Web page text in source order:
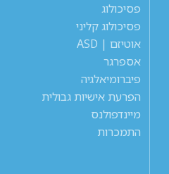
פסיכולוג
פסיכולוג קליני
אוטיזם | ASD
אספרגר
פיברומיאלגיה
הפרעת אישיות גבולית
מיינדפולנס
התמכרות